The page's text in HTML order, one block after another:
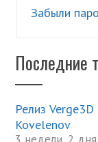
Забыли
Последние
Релиз Verge3D
Kovelenov